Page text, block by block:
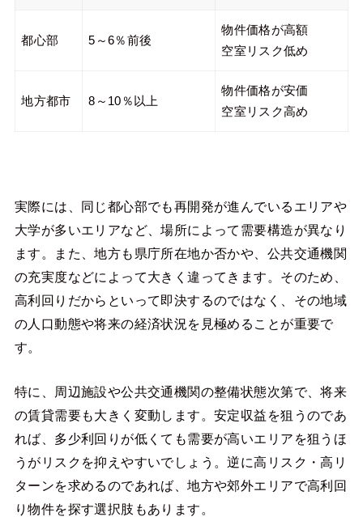
都心部 5～6％前後
物件価格が高額
空室リスク低め
地方都市 8～10％以上
物件価格が安価
空室リスク高め
実際には、同じ都心部でも再開発が進んでいるエリアや
大学が多いエリアなど、場所によって需要構造が異なり
ます。また、地方も県庁所在地か否かや、公共交通機関
の充実度などによって大きく違ってきます。そのため、
高利回りだからといって即決するのではなく、その地域
の人口動態や将来の経済状況を見極めることが重要で
す。
特に、周辺施設や公共交通機関の整備状態次第で、将来
の賃貸需要も大きく変動します。安定収益を狙うのであ
れば、多少利回りが低くても需要が高いエリアを狙うほ
うがリスクを抑えやすいでしょう。逆に高リスク・高リ
ターンを求めるのであれば、地方や郊外エリアで高利回
り物件を探す選択肢もあります。